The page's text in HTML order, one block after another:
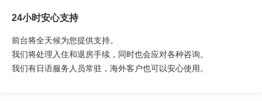
24小时安心支持
前台将全天候为您提供支持。
我们将处理入住和退房手续，同时也会应对各种咨询。
我们有日语服务人员常驻，海外客户也可以安心使用。